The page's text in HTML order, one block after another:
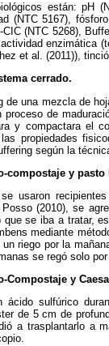
están: pH
(NTC 5167),
(NTC 5268),
enzimática
et al. (2011)),
cerrado.
de una mezcla de
de
y compactara el
propiedades
según la
compostaje y pasto
usaron
(2010), se
se iba a tratar,
mediante
riego por la
se regó solo
Compostaje y
sulfúrico
de 5 cm de
a trasplantarlo a